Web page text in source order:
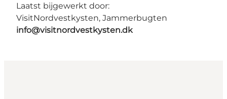
Laatst bijgewerkt door:
VisitNordvestkysten, Jammerbugten
info@visitnordvestkysten.dk